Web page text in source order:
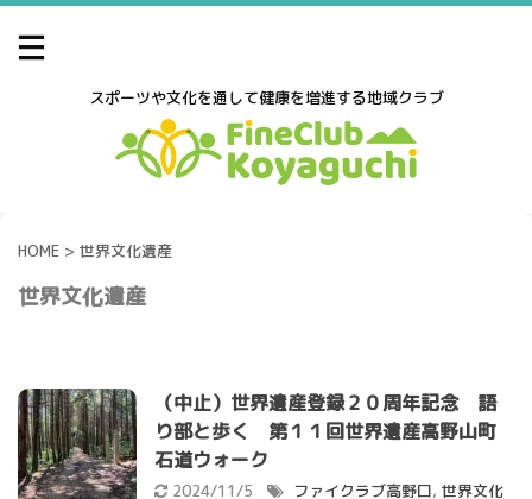
スポーツや文化を通して健康を増進する地域クラブ
HOME > 世界文化遺産
世界文化遺産
（中止）世界遺産登録２０周年記念 語
り部と歩く 第１１回世界遺産高野山町
石道ウォーク
2024/11/5 ファイクラブ高野口, 世界文化